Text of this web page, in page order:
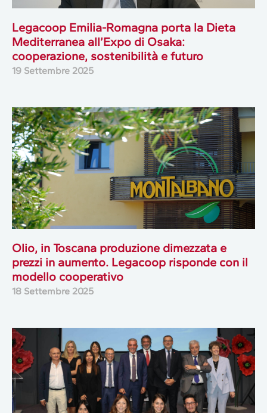
Legacoop Emilia-Romagna porta la Dieta
Mediterranea all’Expo di Osaka:
cooperazione, sostenibilità e futuro
19 Settembre 2025
Olio, in Toscana produzione dimezzata e
prezzi in aumento. Legacoop risponde con il
modello cooperativo
18 Settembre 2025